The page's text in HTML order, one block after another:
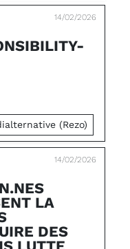
14/02/2026
(Rezo)
14/02/2026
LA
DES